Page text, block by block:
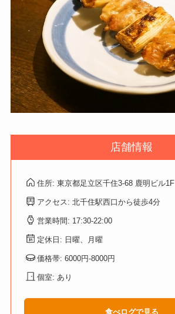
店舗情報
住所: 東京都足立区千住3-68 鹿明ビル1F
アクセス: 北千住駅西口から徒歩4分
営業時間: 17:30-22:00
定休日: 日曜、月曜
価格帯: 6000円-8000円
個室: あり
食べログで見る